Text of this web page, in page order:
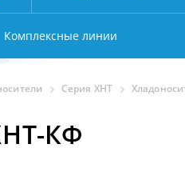
Комплексные линии
Серия ХНТ
КФ